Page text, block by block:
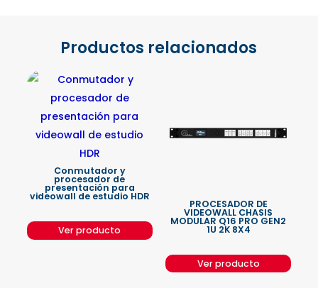
Productos relacionados
Conmutador y
procesador de
presentación para
videowall de estudio HDR
Ver producto
PROCESADOR DE
VIDEOWALL CHASIS
MODULAR Q16 PRO GEN2
1U 2K 8X4
Ver producto